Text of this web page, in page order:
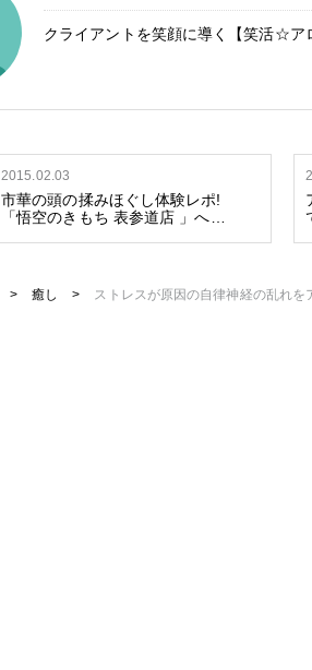
クライアントを笑顔に導く【笑活☆ア
2015.02.03
市華の頭の揉みほぐし体験レポ!
「悟空のきもち 表参道店 」へ…
> 癒し > ストレスが原因の自律神経の乱れを